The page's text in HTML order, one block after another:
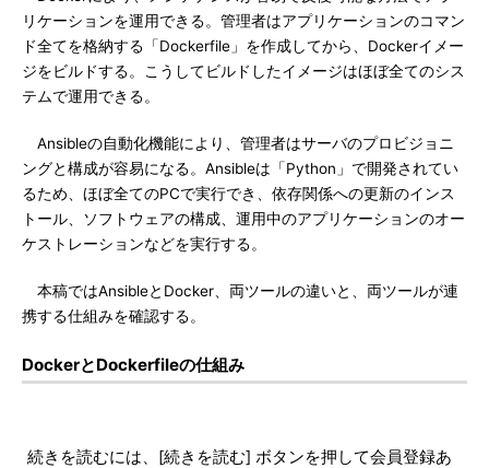
リケーションを運用できる。管理者はアプリケーションのコマン
ド全てを格納する「Dockerfile」を作成してから、Dockerイメー
ジをビルドする。こうしてビルドしたイメージはほぼ全てのシス
テムで運用できる。
Ansibleの自動化機能により、管理者はサーバのプロビジョニ
ングと構成が容易になる。Ansibleは「Python」で開発されてい
るため、ほぼ全てのPCで実行でき、依存関係への更新のインス
トール、ソフトウェアの構成、運用中のアプリケーションのオー
ケストレーションなどを実行する。
本稿ではAnsibleとDocker、両ツールの違いと、両ツールが連
携する仕組みを確認する。
DockerとDockerfileの仕組み
続きを読むには、[続きを読む] ボタンを押して会員登録あ